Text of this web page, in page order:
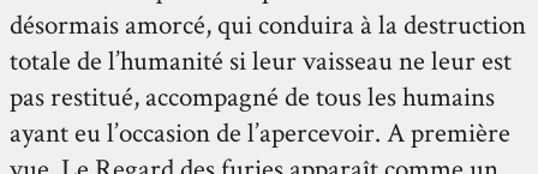
désormais amorcé, qui conduira à la destruction
totale de l’humanité si leur vaisseau ne leur est
pas restitué, accompagné de tous les humains
ayant eu l’occasion de l’apercevoir. A première